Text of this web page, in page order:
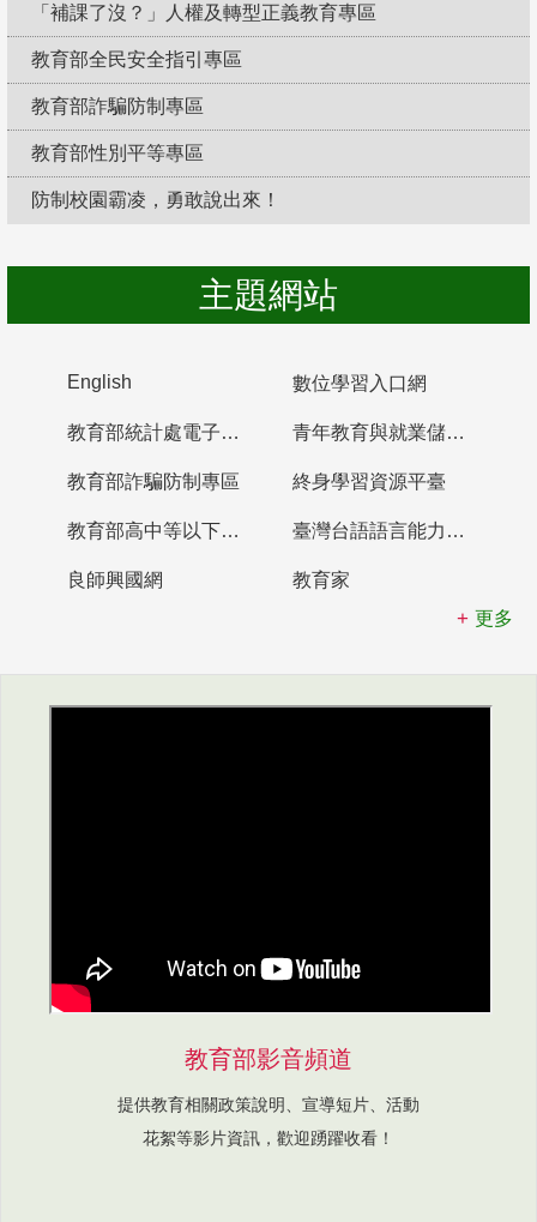
「補課了沒？」人權及轉型正義教育專區
教育部全民安全指引專區
教育部詐騙防制專區
教育部性別平等專區
防制校園霸凌，勇敢說出來！
主題網站
English 數位學習入口網
教育部統計處電子書櫃 青年教育與就業儲蓄帳戶
教育部詐騙防制專區 終身學習資源平臺
教育部高中等以下學校及幼兒園教師資格檢定考試 臺灣台語語言能力認證網站
良師興國網
教育家
更多
教育部影音頻道
提供教育相關政策說明、宣導短片、活動
花絮等影片資訊，歡迎踴躍收看！